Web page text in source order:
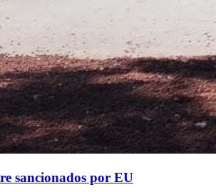
sancionados por EU